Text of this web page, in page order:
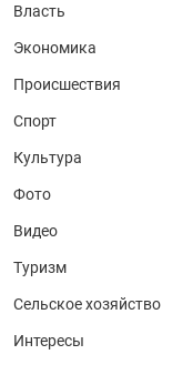
Власть
Экономика
Происшествия
Спорт
Культура
Фото
Видео
Туризм
Сельское хозяйство
Интересы